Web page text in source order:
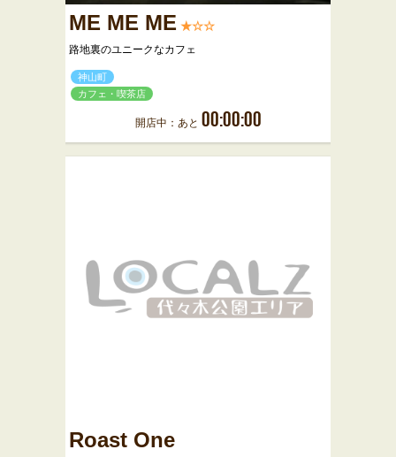
ME ME ME ★☆☆
路地裏のユニークなカフェ
神山町
カフェ・喫茶店
開店中：あと 00:00:00
Roast One